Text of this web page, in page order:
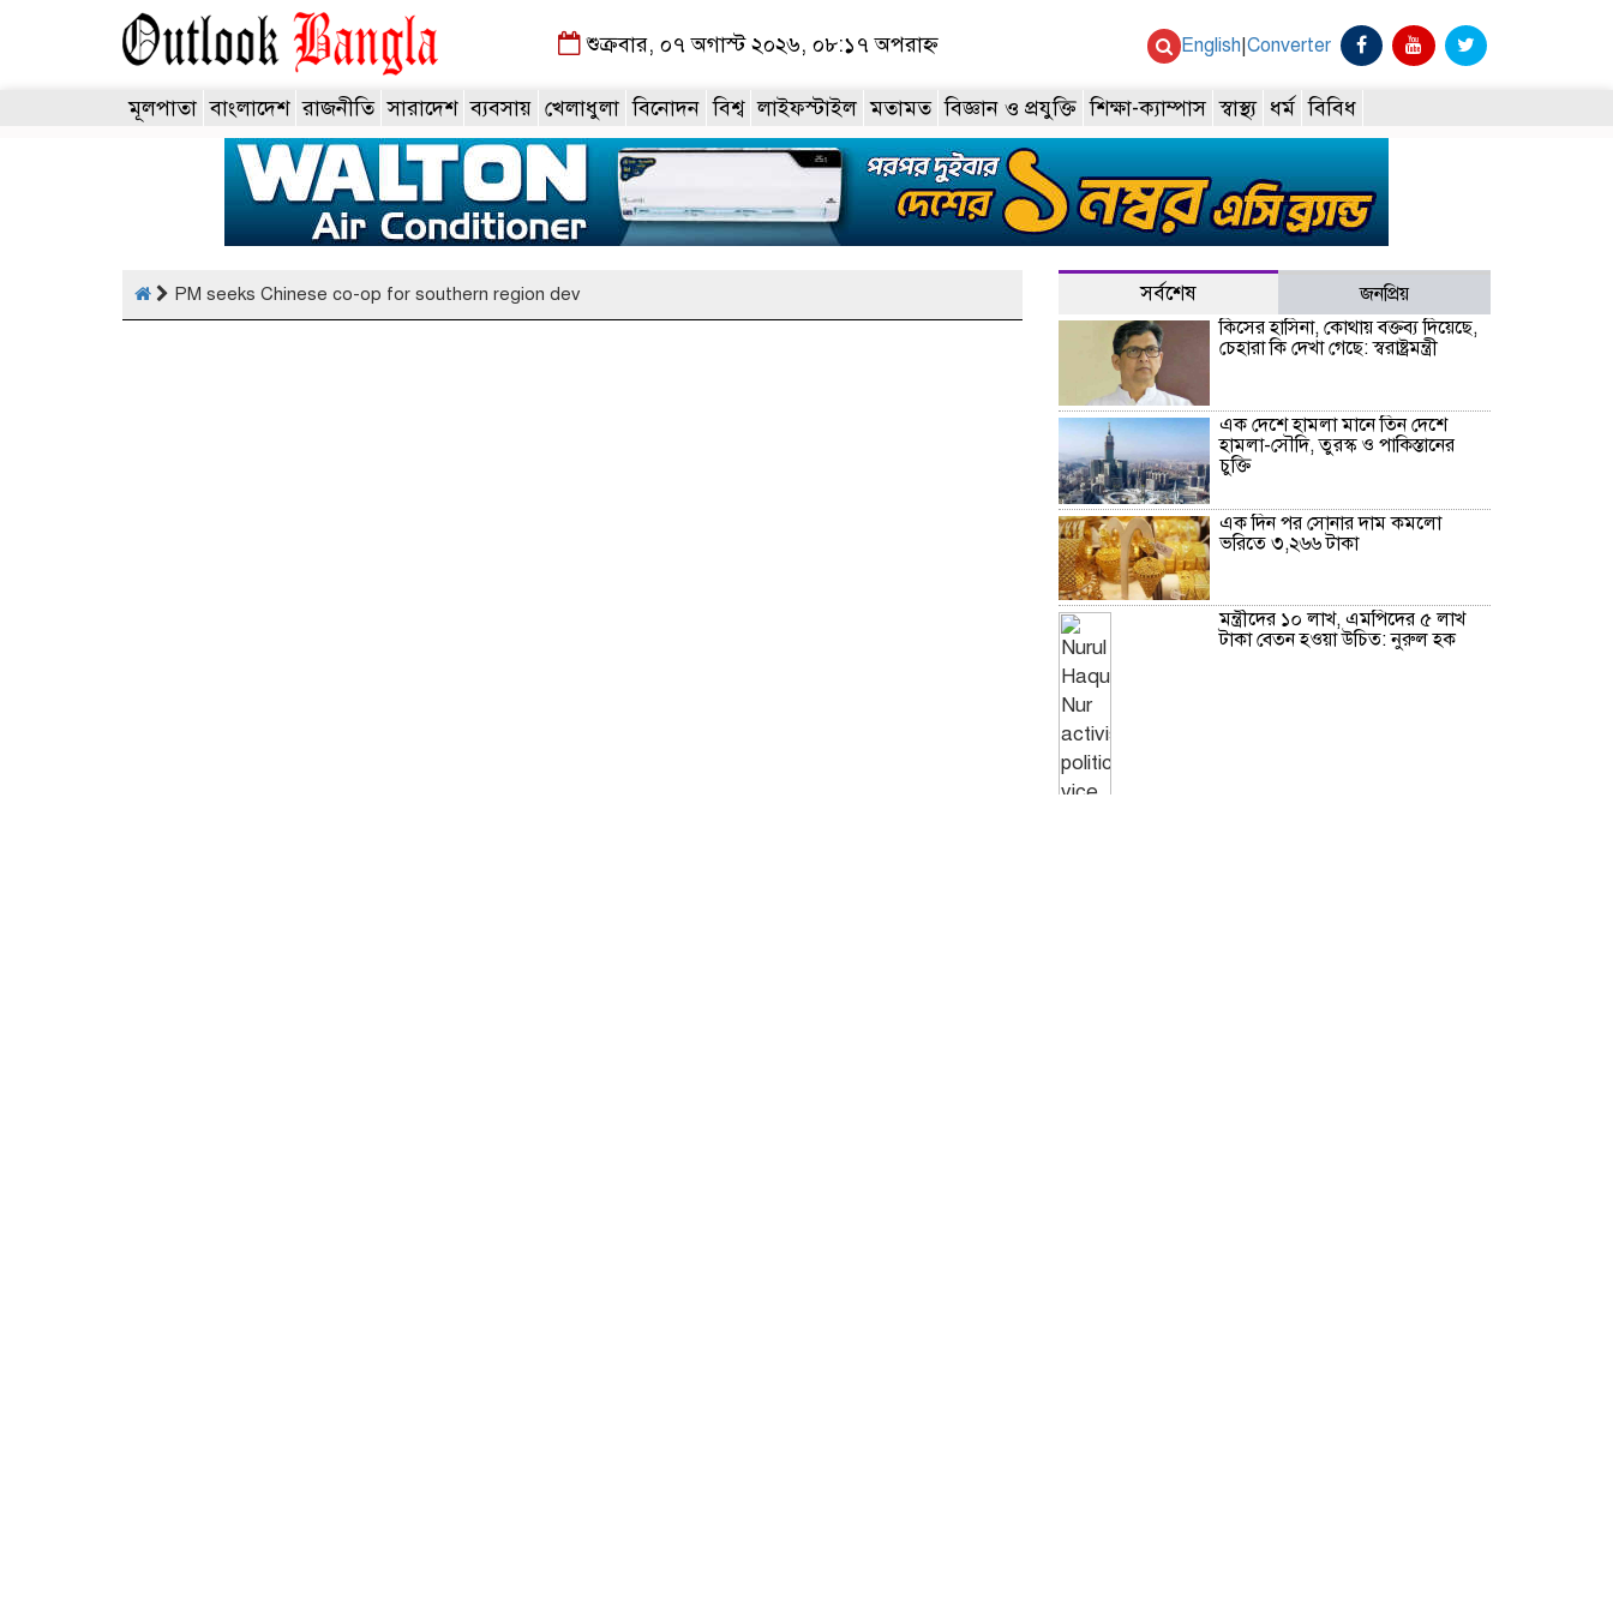
শুক্রবার, ০৭ অগাস্ট ২০২৬, ০৮:১৭ অপরাহ্ন English Converter
মূলপাতা বাংলাদেশ রাজনীতি সারাদেশ ব্যবসায় খেলাধুলা বিনোদন বিশ্ব লাইফস্টাইল মতামত বিজ্ঞান ও প্রযুক্তি শিক্ষা-ক্যাম্পাস স্বাস্থ্য ধর্ম বিবিধ
PM seeks Chinese co-op for southern region dev সর্বশেষ
জনপ্রিয়
কিসের হাসিনা, কোথায় বক্তব্য দিয়েছে,
চেহারা কি দেখা গেছে: স্বরাষ্ট্রমন্ত্রী
এক দেশে হামলা মানে তিন দেশে
হামলা-সৌদি, তুরস্ক ও পাকিস্তানের
চুক্তি
এক দিন পর সোনার দাম কমলো
ভরিতে ৩,২৬৬ টাকা
মন্ত্রীদের ১০ লাখ, এমপিদের ৫ লাখ
টাকা বেতন হওয়া উচিত: নুরুল হক